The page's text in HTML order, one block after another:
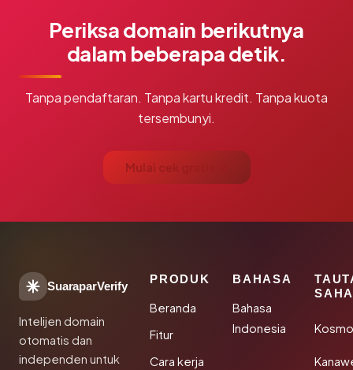
Periksa domain berikutnya
dalam beberapa detik.
Tanpa pendaftaran. Tanpa kartu kredit. Tanpa kuota
tersembunyi.
Mulai cek gratis →
SuaraparVerify
Intelijen domain
otomatis dan
independen untuk
PRODUK
Beranda
Fitur
Cara kerja
BAHASA
Bahasa
Indonesia